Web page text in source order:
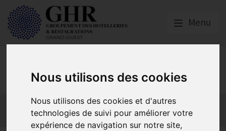
Nous utilisons des cookies
Nous utilisons des cookies et d'autres
technologies de suivi pour améliorer votre
expérience de navigation sur notre site,
Menu
GHR GRAND-OUEST
Actualités Qui sommes nous ?
Formations
GHR National
Partenaires